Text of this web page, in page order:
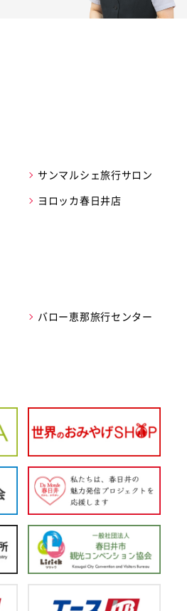
サンマルシェ旅行サロン
ヨロッカ春日井店
バロー恵那旅行センター